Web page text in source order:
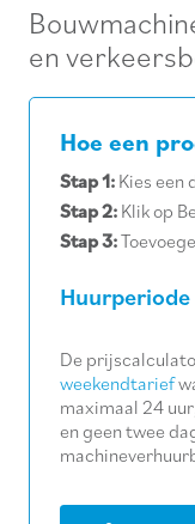
en
Hoe een
Stap 1: Kies een
Stap 2: Klik op
Stap 3:
Huurperiode
De
weekendtarief
maximaal 24
en geen twee